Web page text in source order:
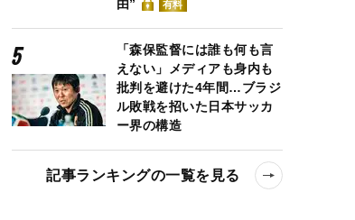
由”
有料
「森保監督には誰も何も言
えない」メディアも身内も
批判を避けた4年間…ブラジ
ル敗戦を招いた日本サッカ
ー界の構造
記事ランキングの一覧を見る